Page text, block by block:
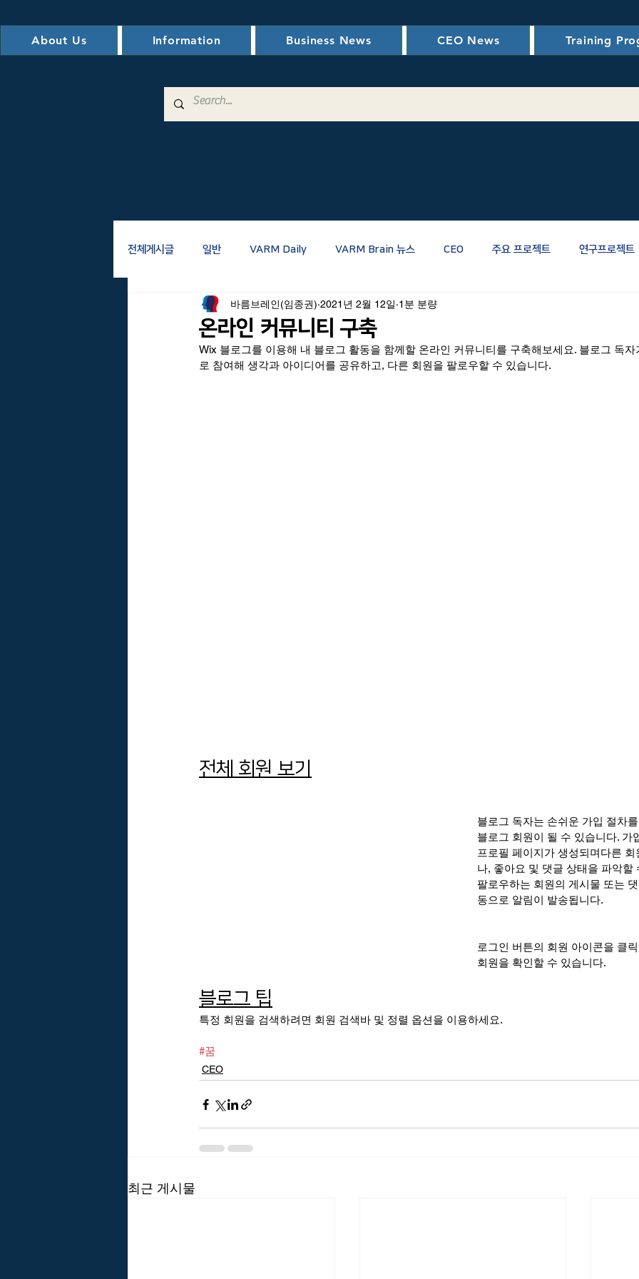
About Us Information Business News CEO News Training
전체게시글 일반 VARM Daily VARM Brain 뉴스 CEO 주요 프로젝트 연구프로젝트
전자도서관 VM/VE AM관련 RM관련 PM/CM/스마트건설
VARM Brain의 아이디어 바름친구회사(기관) 소식 K-Risk 한국리스크전문가협의회
온라인 커뮤니티 구축
바름브레인(임종권) 2021년 2월 12일 1분 분량
Wix 블로그를 이용해 내 블로그 활동을 함께할 온라인 커뮤니티를 구축해보세요. 블로그 독자
로 참여해 생각과 아이디어를 공유하고, 다른 회원을 팔로우할 수 있습니다.
전체 회원 보기
블로그 독자는 손쉬운 가입 절차
블로그 회원이 될 수 있습니다. 가
프로필 페이지가 생성되며다른 회
나, 좋아요 및 댓글 상태을 파악할
팔로우하는 회원의 게시물 또는
동으로 알림이 발송됩니다.
로그인 버튼의 회원 아이콘을 클
회원을 확인할 수 있습니다.
블로그 팁
특정 회원을 검색하려면 회원 검색바 및 정렬 옵션을 이용하세요.
#꿈
CEO
최근 게시물